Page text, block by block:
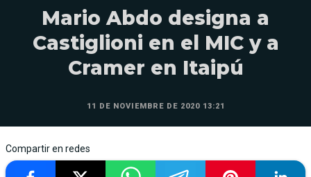
Mario Abdo designa a
Castiglioni en el MIC y a
Cramer en Itaipú
11 DE NOVIEMBRE DE 2020 13:21
Compartir en redes